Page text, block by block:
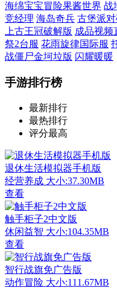
海绵宝宝冒险果酱世界 战
竞经理 海岛奇兵 古堡派
上古王冠破解版 成品视频
祭2台服 花雨旋律国际服
战僵尸金坷垃版 闪耀暖暖
手游排行榜
最新排行
最热排行
评分最高
退休生活模拟器手机版
经营养成 大小:37.30MB
查看
触手柜子2中文版
休闲益智 大小:104.35MB
查看
智行战旗免广告版
动作冒险 大小:111.67MB